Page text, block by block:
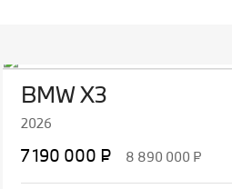
BMW X3
2026
7 190 000 ₽ 8 890 000 ₽